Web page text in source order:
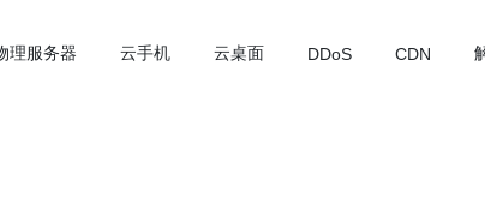
理服务器 云手机 云桌面 DDoS CDN